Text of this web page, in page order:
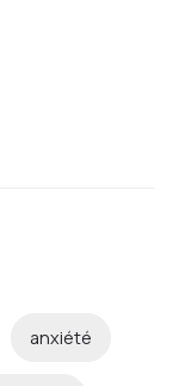
anxiété